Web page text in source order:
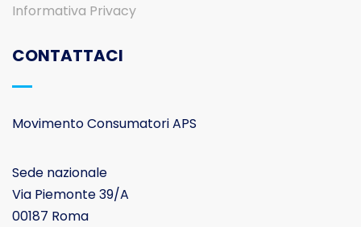
Informativa Privacy
CONTATTACI
Movimento Consumatori APS
Sede nazionale
Via Piemonte 39/A
00187 Roma